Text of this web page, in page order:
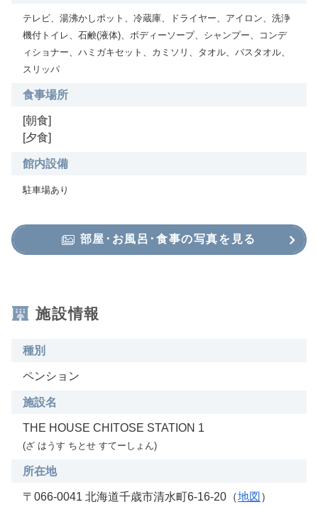
テレビ、湯沸かしポット、冷蔵庫、ドライヤー、アイロン、洗浄
機付トイレ、石鹸(液体)、ボディーソープ、シャンプー、コンデ
ィショナー、ハミガキセット、カミソリ、タオル、バスタオル、
スリッパ
食事場所
[朝食]
[夕食]
館内設備
駐車場あり
部屋･お風呂･食事の写真を見る
施設情報
種別
ペンション
施設名
THE HOUSE CHITOSE STATION 1
(ざ はうす ちとせ すてーしょん)
所在地
〒066-0041 北海道千歳市清水町6-16-20（地図 ）